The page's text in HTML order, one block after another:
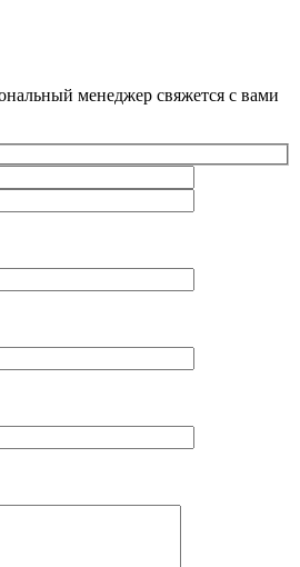
менеджер свяжется с вами